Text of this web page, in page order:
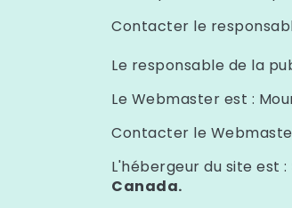
Contacter le
Le responsable de la
Le Webmaster est :
Contacter le
L'hébergeur du site est :
Canada.